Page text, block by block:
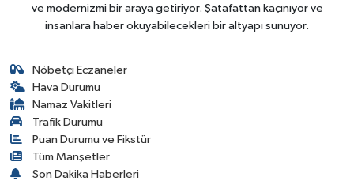
ve modernizmi bir araya getiriyor. Şatafattan kaçınıyor ve
insanlara haber okuyabilecekleri bir altyapı sunuyor.
Nöbetçi Eczaneler
Hava Durumu
Namaz Vakitleri
Trafik Durumu
Puan Durumu ve Fikstür
Tüm Manşetler
Son Dakika Haberleri